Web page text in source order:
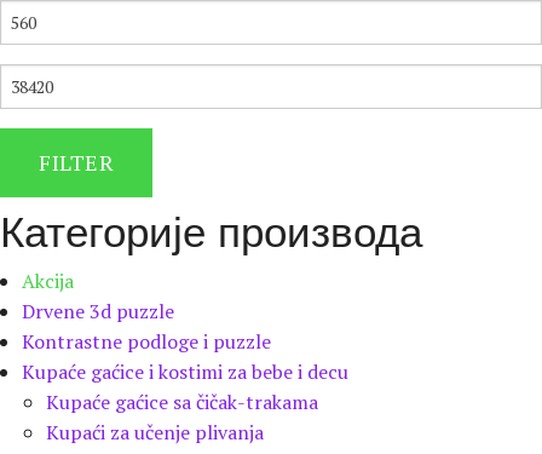
МИНИМАЛНА
ЦЕНА
МАКСИМАЛНА
ЦЕНА
FILTER
Категорије производа
Akcija
Drvene 3d puzzle
Kontrastne podloge i puzzle
Kupaće gaćice i kostimi za bebe i decu
Kupaće gaćice sa čičak-trakama
Kupaći za učenje plivanja